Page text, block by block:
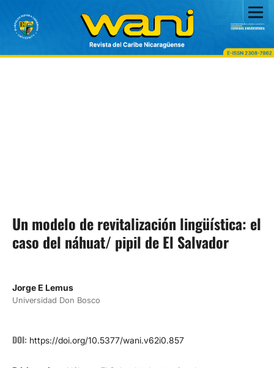
Un modelo de revitalización lingüística: el
caso del náhuat/ pipil de El Salvador
Jorge E Lemus
Universidad Don Bosco
DOI: https://doi.org/10.5377/wani.v62i0.857